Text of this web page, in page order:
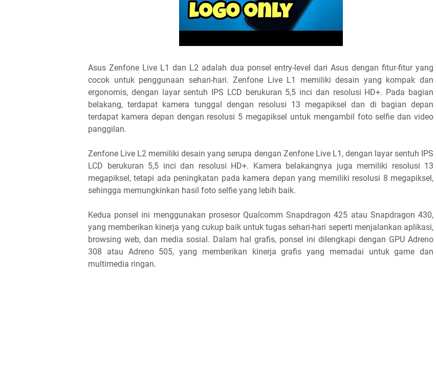
Asus Zenfone Live L1 dan L2 adalah dua ponsel entry-level dari Asus dengan fitur-fitur yang
cocok untuk penggunaan sehari-hari. Zenfone Live L1 memiliki desain yang kompak dan
ergonomis, dengan layar sentuh IPS LCD berukuran 5,5 inci dan resolusi HD+. Pada bagian
belakang, terdapat kamera tunggal dengan resolusi 13 megapiksel dan di bagian depan
terdapat kamera depan dengan resolusi 5 megapiksel untuk mengambil foto selfie dan video
panggilan.
Zenfone Live L2 memiliki desain yang serupa dengan Zenfone Live L1, dengan layar sentuh IPS
LCD berukuran 5,5 inci dan resolusi HD+. Kamera belakangnya juga memiliki resolusi 13
megapiksel, tetapi ada peningkatan pada kamera depan yang memiliki resolusi 8 megapiksel,
sehingga memungkinkan hasil foto selfie yang lebih baik.
Kedua ponsel ini menggunakan prosesor Qualcomm Snapdragon 425 atau Snapdragon 430,
yang memberikan kinerja yang cukup baik untuk tugas sehari-hari seperti menjalankan aplikasi,
browsing web, dan media sosial. Dalam hal grafis, ponsel ini dilengkapi dengan GPU Adreno
308 atau Adreno 505, yang memberikan kinerja grafis yang memadai untuk game dan
multimedia ringan.